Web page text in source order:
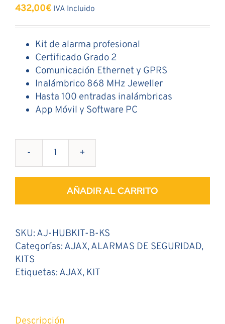
432,00€ IVA Incluido
Kit de alarma profesional
Certificado Grado 2
Comunicación Ethernet y GPRS
Inalámbrico 868 MHz Jeweller
Hasta 100 entradas inalámbricas
App Móvil y Software PC
Kit
SIN
CUOTAS
de
Movimiento
C.
Sirena
AÑADIR AL CARRITO
SKU: AJ-HUBKIT-B-KS
Categorías: AJAX,ALARMAS DE SEGURIDAD,
KITS
Etiquetas: AJAX, KIT
Descripción